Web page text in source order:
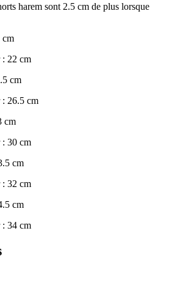
harem sont 2.5 cm de plus lorsque
cm
cm
cm
cm
cm
cm
cm
cm